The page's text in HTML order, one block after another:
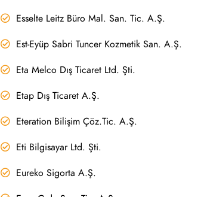
Esselte Leitz Büro Mal. San. Tic. A.Ş.
Est-Eyüp Sabri Tuncer Kozmetik San. A.Ş.
Eta Melco Dış Ticaret Ltd. Şti.
Etap Dış Ticaret A.Ş.
Eteration Bilişim Çöz.Tic. A.Ş.
Eti Bilgisayar Ltd. Şti.
Eureko Sigorta A.Ş.